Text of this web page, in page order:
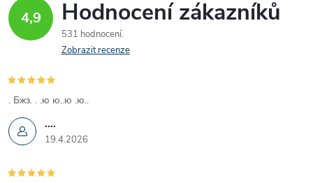
4,9 Hodnocení zákazníků
531 hodnocení
Zobrazit recenze
....
19.4.2026
. Бжз. . .ю ю..ю .ю..